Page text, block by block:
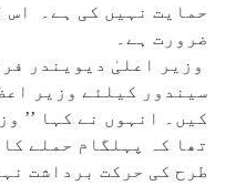
حمایت نہیں کی ہے۔ اس
ضرورت ہے۔
وزیر اعلیٰ دیویندر
سیندور کیلئے وزیر
کیں۔ انہوں نے کہا ’’
تھا کہ پہلگام حملے
طرح کی حرکت برداشت